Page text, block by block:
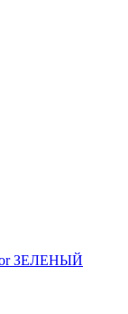
ЗЕЛЕНЫЙ